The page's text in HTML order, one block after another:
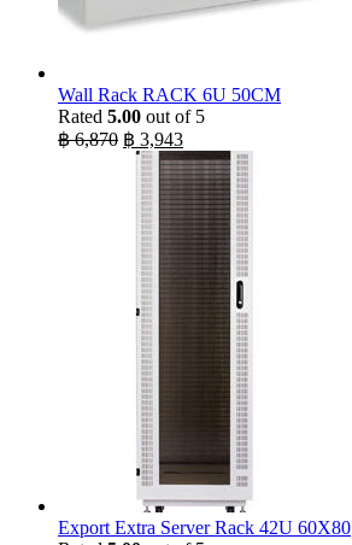
Wall Rack RACK 6U 50CM
Rated 5.00 out of 5
฿6,870 Original
price
was:
฿ 6,870.
฿ 3,943Current
price
is:
฿ 3,943.
Export Extra Server Rack 42U 60X80